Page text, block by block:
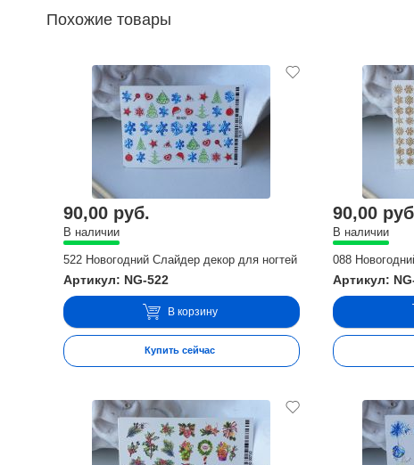
Похожие товары
90,00 руб.
В наличии
522 Новогодний Слайдер декор для ногтей
Артикул: NG-522
В корзину
Купить сейчас
90,00
В наличии
088
Артикул: